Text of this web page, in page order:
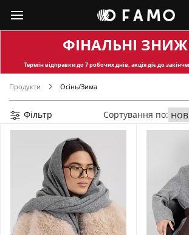
ФІНАЛЬНІ
Термін відправкидо 7 робочих днів, акція діє до
Продукти Осінь/Зима
Фільтр Сортування по: